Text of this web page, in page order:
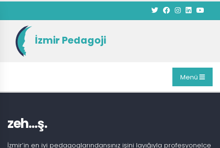
İzmir Pedagoji
Menü
zeh…ş.
İzmir’in en iyi pedagoglarındansınız işini layığıyla profesyonelce